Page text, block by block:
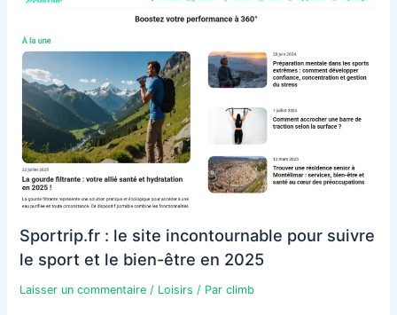
Sportrip.fr : le site incontournable pour suivre
le sport et le bien-être en 2025
Laisser un commentaire / Loisirs / Parclimb